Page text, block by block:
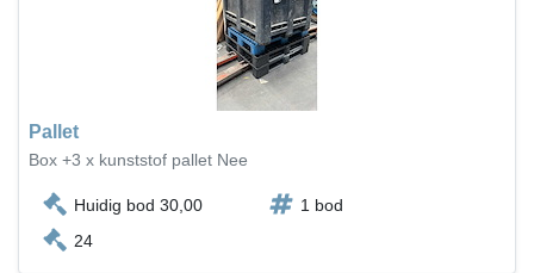
Pallet
Box +3 x kunststof pallet Nee
Huidig bod 30,00
1 bod
24